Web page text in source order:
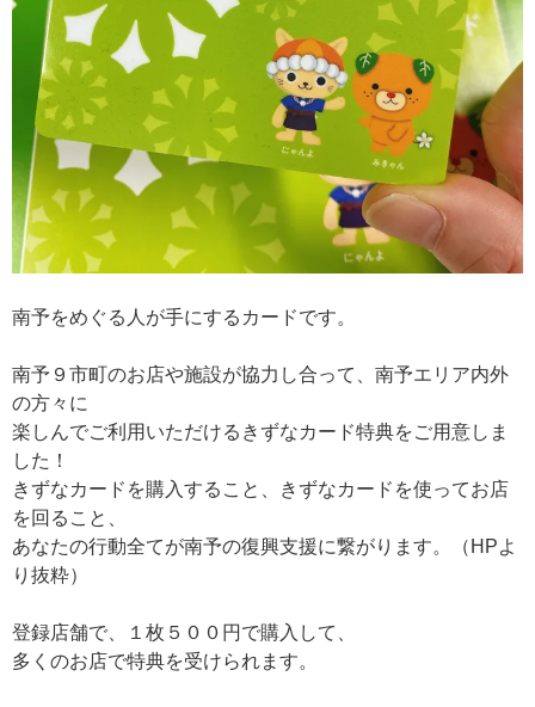
南予をめぐる人が手にするカードです。
南予９市町のお店や施設が協力し合って、南予エリア内外
の方々に
楽しんでご利用いただけるきずなカード特典をご用意しま
した！
きずなカードを購入すること、きずなカードを使ってお店
を回ること、
あなたの行動全てが南予の復興支援に繋がります。（HPよ
り抜粋）
登録店舗で、１枚５００円で購入して、
多くのお店で特典を受けられます。